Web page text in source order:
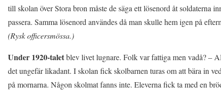
till skolan över Stora bron måste de säga ett lösenord åt soldaterna
passera. Samma lösenord användes då man skulle hem igen på
(Rysk officersmössa.)
Under 1920-taletblev livet lugnare. Folk var fattiga men vadå? –
det ungefär likadant. I skolan fick skolbarnen turas om att bära in
på mornarna. Någon skolmat fanns inte. Eleverna fick ta med en